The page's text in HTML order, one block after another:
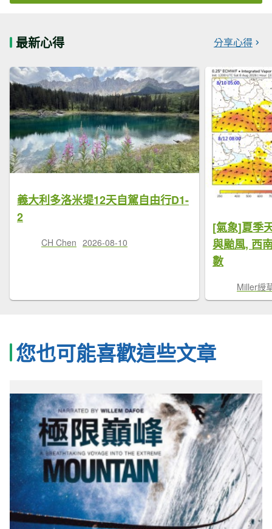
最新心得 分享心得
義大利多洛米堤12天自駕自由行D1-
2
CH Chen 2026-08-10
[氣象]夏季
與颱風, 西
數
Miller綬
您也可能喜歡這些文章